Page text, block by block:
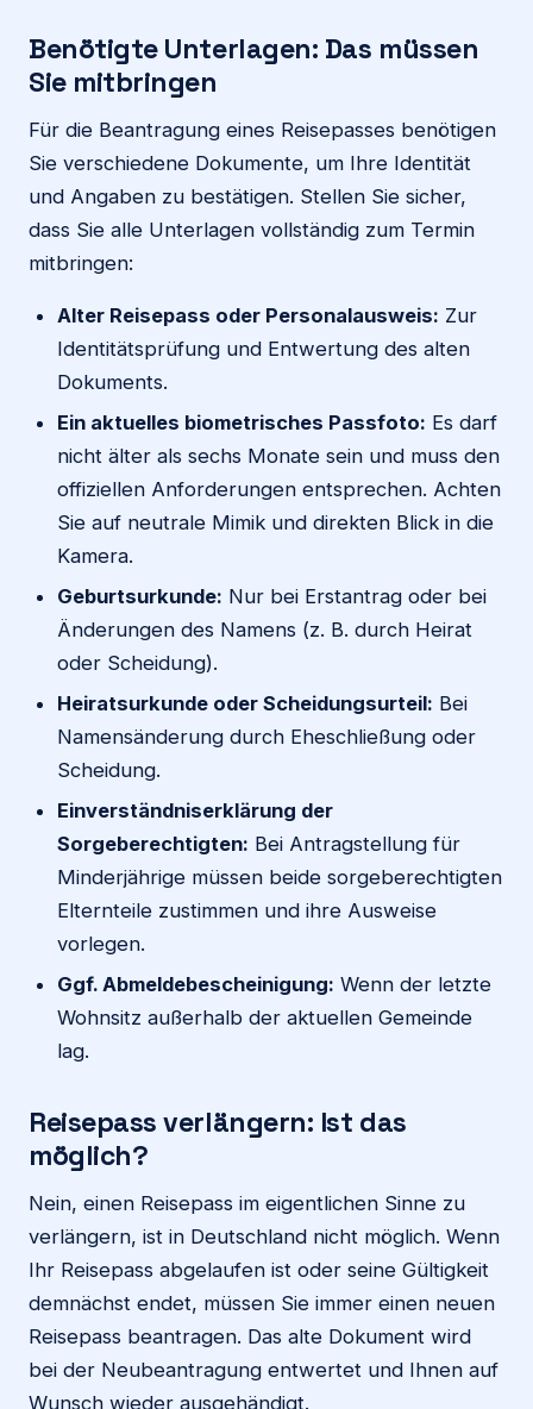
Benötigte Unterlagen: Das müssen
Sie mitbringen
Für die Beantragung eines Reisepasses benötigen
Sie verschiedene Dokumente, um Ihre Identität
und Angaben zu bestätigen. Stellen Sie sicher,
dass Sie alle Unterlagen vollständig zum Termin
mitbringen:
Alter Reisepass oder Personalausweis: Zur
Identitätsprüfung und Entwertung des alten
Dokuments.
Ein aktuelles biometrisches Passfoto: Es darf
nicht älter als sechs Monate sein und muss den
offiziellen Anforderungen entsprechen. Achten
Sie auf neutrale Mimik und direkten Blick in die
Kamera.
Geburtsurkunde: Nur bei Erstantrag oder bei
Änderungen des Namens (z. B. durch Heirat
oder Scheidung).
Heiratsurkunde oder Scheidungsurteil: Bei
Namensänderung durch Eheschließung oder
Scheidung.
Einverständniserklärung der
Sorgeberechtigten: Bei Antragstellung für
Minderjährige müssen beide sorgeberechtigten
Elternteile zustimmen und ihre Ausweise
vorlegen.
Ggf. Abmeldebescheinigung: Wenn der letzte
Wohnsitz außerhalb der aktuellen Gemeinde
lag.
Reisepass verlängern: Ist das
möglich?
Nein, einen Reisepass im eigentlichen Sinne zu
verlängern, ist in Deutschland nicht möglich. Wenn
Ihr Reisepass abgelaufen ist oder seine Gültigkeit
demnächst endet, müssen Sie immer einen neuen
Reisepass beantragen. Das alte Dokument wird
bei der Neubeantragung entwertet und Ihnen auf
Wunsch wieder ausgehändigt.